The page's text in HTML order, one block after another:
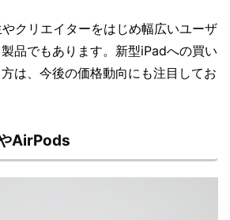
クリエイターをはじめ幅広いユーザ
品でもあります。新型iPadへの買い
は、今後の価格動向にも注目してお
AirPods